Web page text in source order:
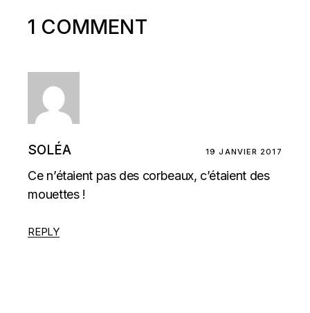
1 COMMENT
SOLÉA 19 JANVIER 2017
Ce n’étaient pas des corbeaux, c’étaient des
mouettes !
REPLY